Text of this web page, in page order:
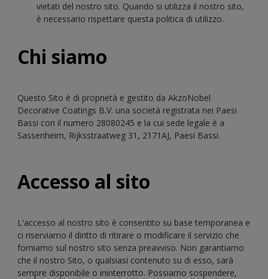
vietati del nostro sito. Quando si utilizza il nostro sito,
è necessario rispettare questa politica di utilizzo.
Chi siamo
Questo Sito è di proprietà e gestito da AkzoNobel
Decorative Coatings B.V. una società registrata nei Paesi
Bassi con il numero 28080245 e la cui sede legale è a
Sassenheim, Rijksstraatweg 31, 2171AJ, Paesi Bassi.
Accesso al sito
L'accesso al nostro sito è consentito su base temporanea e
ci riserviamo il diritto di ritirare o modificare il servizio che
forniamo sul nostro sito senza preavviso. Non garantiamo
che il nostro Sito, o qualsiasi contenuto su di esso, sarà
sempre disponibile o ininterrotto. Possiamo sospendere,